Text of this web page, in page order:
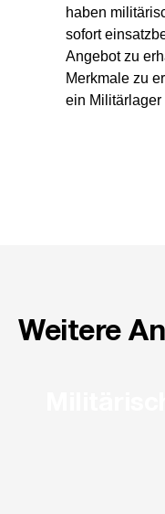
haben
sofort
Angebot zu
Merkmale zu
ein Militärlager
Weitere